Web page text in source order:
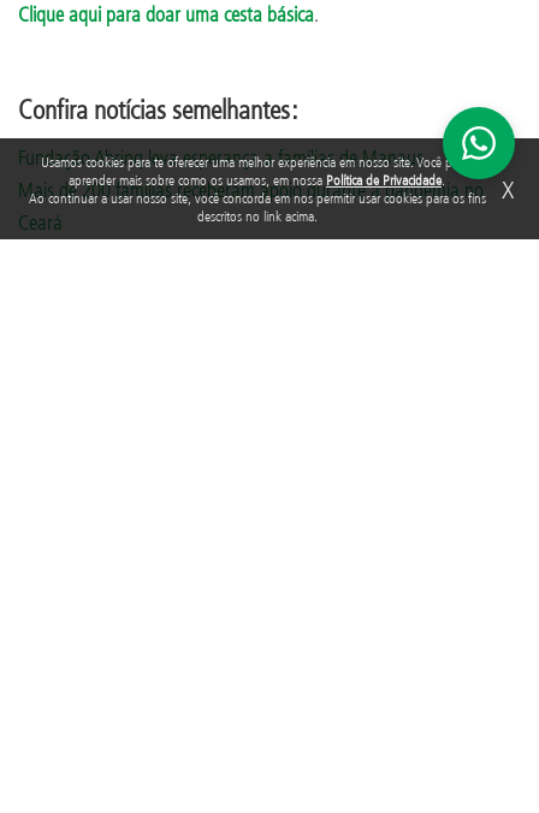
Usamos cookies para te oferecer uma melhor experiência em nosso site. Você pode
aprender mais sobre como os usamos, em nossa Política de Privacidade.
Ao continuar a usar nosso site, você concorda em nos permitir usar cookies para os fins
descritos no link acima.
X
Clique aqui para doar uma cesta básica.
Confira notícias semelhantes:
Fundação Abrinq leva esperança a famílias de Manaus
Mais de 200 famílias receberam apoio durante a pandemia no
Ceará